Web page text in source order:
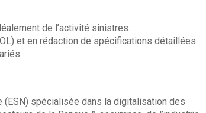
de l’activité sinistres.
et en rédaction de spécifications détaillées.
(ESN) spécialisée dans la digitalisation des